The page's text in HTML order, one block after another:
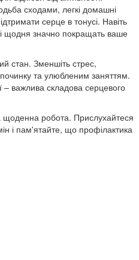
сходами, легкі домашні
серце в тонусі. Навіть
щодня значно покращать ваше
стан. Зменшіть стрес,
та улюбленим заняттям.
– важлива складова серцевого
робота. Прислухайтеся
і пам'ятайте, що профілактика